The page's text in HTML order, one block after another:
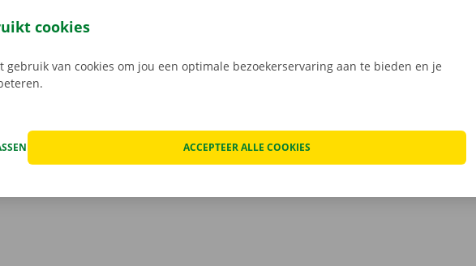
app voor Android via de
cookies
gebruik van cookies om jou een optimale bezoekerservaring aan te bieden en je
ACCEPTEER ALLE COOKIES